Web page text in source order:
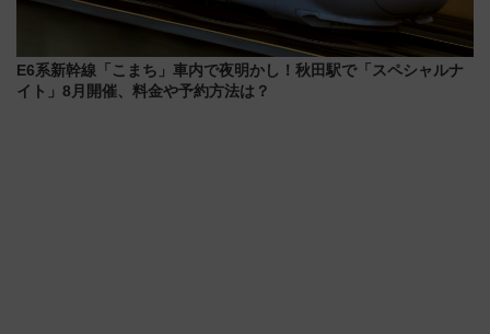
E6系新幹線「こまち」車内で夜明かし！秋田駅で「スペシャルナ
イト」8月開催、料金や予約方法は？